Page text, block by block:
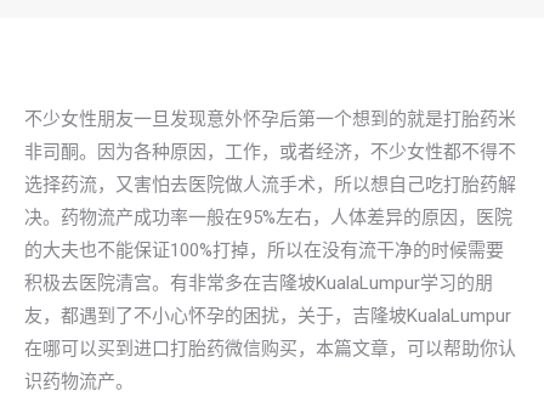
不少女性朋友一旦发现意外怀孕后第一个想到的就是打胎药米
非司酮。因为各种原因，工作，或者经济，不少女性都不得不
选择药流，又害怕去医院做人流手术，所以想自己吃打胎药解
决。药物流产成功率一般在95%左右，人体差异的原因，医院
的大夫也不能保证100%打掉，所以在没有流干净的时候需要
积极去医院清宫。有非常多在吉隆坡KualaLumpur学习的朋
友，都遇到了不小心怀孕的困扰，关于，吉隆坡KualaLumpur
在哪可以买到进口打胎药微信购买，本篇文章，可以帮助你认
识药物流产。